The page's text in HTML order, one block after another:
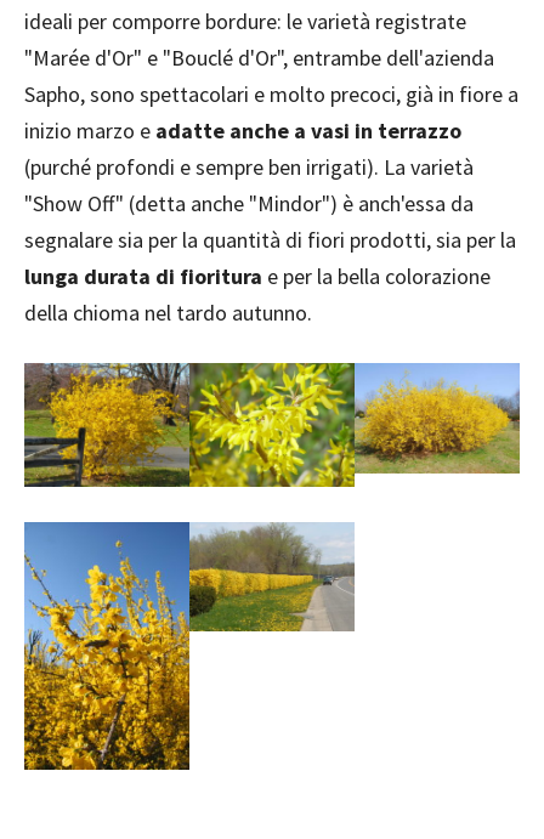
ideali per comporre bordure: le varietà registrate
"Marée d'Or" e "Bouclé d'Or", entrambe dell'azienda
Sapho, sono spettacolari e molto precoci, già in fiore a
inizio marzo e adatte anche a vasi in terrazzo
(purché profondi e sempre ben irrigati). La varietà
"Show Off" (detta anche "Mindor") è anch'essa da
segnalare sia per la quantità di fiori prodotti, sia per la
lunga durata di fioritura e per la bella colorazione
della chioma nel tardo autunno.